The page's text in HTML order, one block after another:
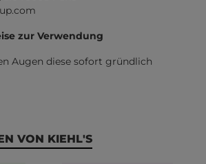
zur Verwendung
Augen diese sofort gründlich
VON KIEHL'S